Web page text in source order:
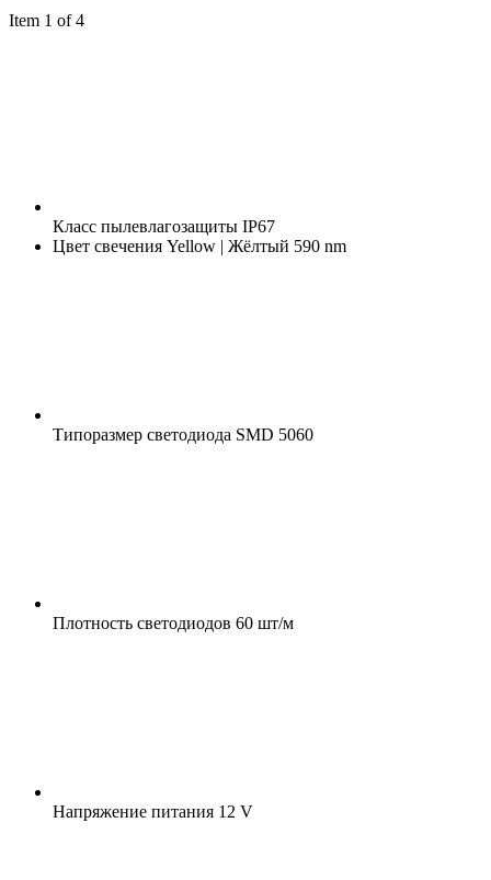
Item 1 of 4
Класс пылевлагозащиты IP67
Цвет свечения Yellow | Жёлтый 590 nm
Типоразмер светодиода SMD 5060
Плотность светодиодов 60 шт/м
Напряжение питания 12 V